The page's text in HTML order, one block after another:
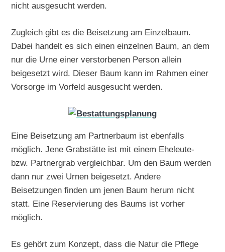
nicht ausgesucht werden.
Zugleich gibt es die Beisetzung am Einzelbaum.
Dabei handelt es sich einen einzelnen Baum, an dem
nur die Urne einer verstorbenen Person allein
beigesetzt wird. Dieser Baum kann im Rahmen einer
Vorsorge im Vorfeld ausgesucht werden.
Eine Beisetzung am Partnerbaum ist ebenfalls
möglich. Jene Grabstätte ist mit einem Eheleute-
bzw. Partnergrab vergleichbar. Um den Baum werden
dann nur zwei Urnen beigesetzt. Andere
Beisetzungen finden um jenen Baum herum nicht
statt. Eine Reservierung des Baums ist vorher
möglich.
Es gehört zum Konzept, dass die Natur die Pflege